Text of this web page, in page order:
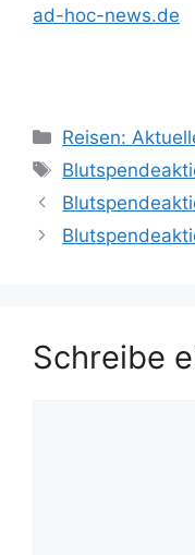
ad-hoc-news.de
Kategorien
Reisen:
Schlagwörter
Schreibe